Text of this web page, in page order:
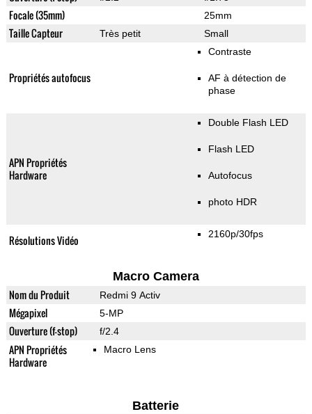
Focale (35mm) 25mm
Taille Capteur Très petit Small
Propriétés autofocus
Contraste
AF à détection de
phase
APN Propriétés
Hardware
Double Flash LED
Flash LED
Autofocus
photo HDR
Résolutions Vidéo 2160p/30fps
Macro Camera
Nom du Produit Redmi 9 Activ
Mégapixel 5-MP
Ouverture (f-stop) f/2.4
APN Propriétés
Hardware
Macro Lens
Batterie